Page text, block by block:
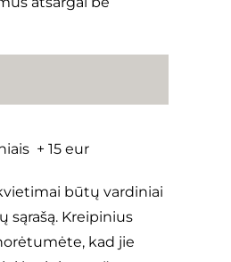
+ 15 eur
būtų vardiniai
sąrašą. Kreipinius
kad jie